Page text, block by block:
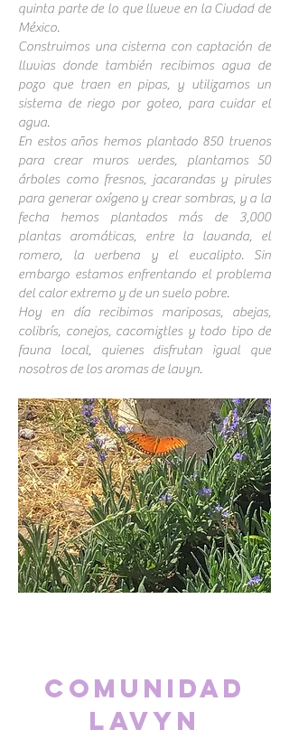
quinta parte de lo que llueve en la Ciudad de
México.
Construimos una cisterna con captación de
lluvias donde también recibimos agua de
pozo que traen en pipas, y utilizamos un
sistema de riego por goteo, para cuidar el
agua.
En estos años hemos plantado 850 truenos
para crear muros verdes, plantamos 50
árboles como fresnos, jacarandas y pirules
para generar oxígeno y crear sombras, y a la
fecha hemos plantados más de 3,000
plantas aromáticas, entre la lavanda, el
romero, la verbena y el eucalipto. Sin
embargo estamos enfrentando el problema
del calor extremo y de un suelo pobre.
Hoy en día recibimos mariposas, abejas,
colibrís, conejos, cacomiztles y todo tipo de
fauna local, quienes disfrutan igual que
nosotros de los aromas de lavyn.
Comunidad
lavyn